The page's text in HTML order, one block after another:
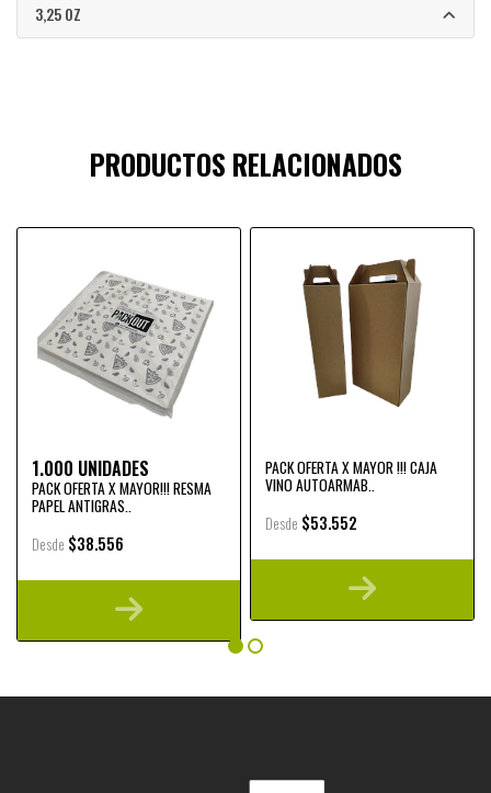
3,25 OZ
PRODUCTOS RELACIONADOS
1.000 UNIDADES
PACK OFERTA X MAYOR!!! RESMA
PAPEL ANTIGRAS..
Desde $38.556
PACK OFERTA X MAYOR !!! CAJA
VINO AUTOARMAB..
Desde $53.552